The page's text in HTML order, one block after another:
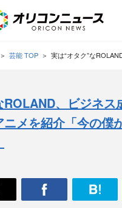
芸能 TOP 実は“オタク”な
ROLAND、ビジネス
メを紹介「今の僕